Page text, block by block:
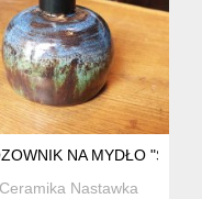
ŁAZIENKOWYCH
NA MYDŁO
Ceramika Nastawka